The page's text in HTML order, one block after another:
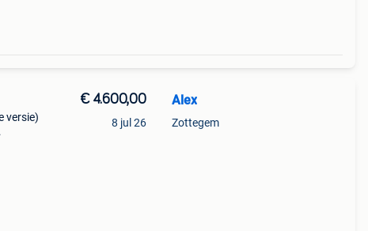
versie)
€ 4.600,00
8 jul 26
Alex
Zottegem